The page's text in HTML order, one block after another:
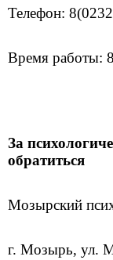
Телефон:
Время работы:
За
обратиться
Мозырский
г. Мозырь, ул.